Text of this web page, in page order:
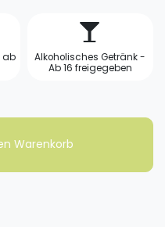
ab
Alkoholisches Getränk -
Ab 16 freigegeben
Warenkorb